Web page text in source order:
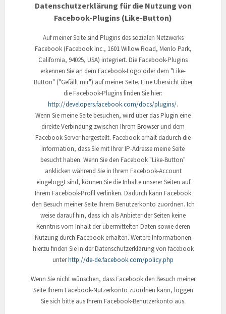
Datenschutzerklärung für die Nutzung von
Facebook-Plugins (Like-Button)
Auf meiner Seite sind Plugins des sozialen Netzwerks
Facebook (Facebook Inc., 1601 Willow Road, Menlo Park,
California, 94025, USA) integriert. Die Facebook-Plugins
erkennen Sie an dem Facebook-Logo oder dem "Like-
Button" ("Gefällt mir") auf meiner Seite. Eine Übersicht über
die Facebook-Plugins finden Sie hier:
http://developers.facebook.com/docs/plugins/.
Wenn Sie meine Seite besuchen, wird über das Plugin eine
direkte Verbindung zwischen Ihrem Browser und dem
Facebook-Server hergestellt. Facebook erhält dadurch die
Information, dass Sie mit Ihrer IP-Adresse meine Seite
besucht haben. Wenn Sie den Facebook "Like-Button"
anklicken während Sie in Ihrem Facebook-Account
eingeloggt sind, können Sie die Inhalte unserer Seiten auf
Ihrem Facebook-Profil verlinken. Dadurch kann Facebook
den Besuch meiner Seite Ihrem Benutzerkonto zuordnen. Ich
weise darauf hin, dass ich als Anbieter der Seiten keine
Kenntnis vom Inhalt der übermittelten Daten sowie deren
Nutzung durch Facebook erhalten. Weitere Informationen
hierzu finden Sie in der Datenschutzerklärung von facebook
unterhttp://de-de.facebook.com/policy.php
Wenn Sie nicht wünschen, dass Facebook den Besuch meiner
Seite Ihrem Facebook-Nutzerkonto zuordnen kann, loggen
Sie sich bitte aus Ihrem Facebook-Benutzerkonto aus.